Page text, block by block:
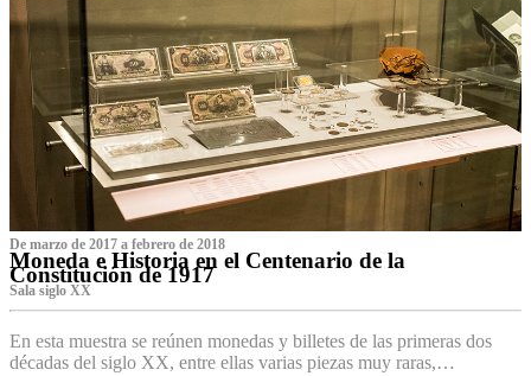
De marzo de 2017 a febrero de 2018
Moneda e Historia en el Centenario de la
Constitución de 1917
Sala siglo XX
En esta muestra se reúnen monedas y billetes de las primeras dos
décadas del siglo XX, entre ellas varias piezas muy raras,…